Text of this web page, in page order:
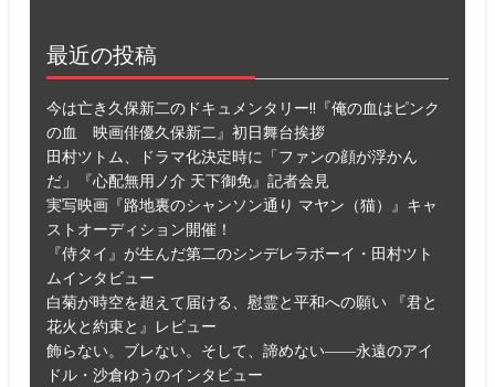
最近の投稿
今は亡き久保新二のドキュメンタリー!!『俺の血はピンク
の血 映画俳優久保新二』初日舞台挨拶
田村ツトム、ドラマ化決定時に「ファンの顔が浮かん
だ」『心配無用ノ介 天下御免』記者会見
実写映画『路地裏のシャンソン通り マヤン（猫）』キャ
ストオーディション開催！
『侍タイ』が生んだ第二のシンデレラボーイ・田村ツト
ムインタビュー
白菊が時空を超えて届ける、慰霊と平和への願い 『君と
花火と約束と』レビュー
飾らない。ブレない。そして、諦めない――永遠のアイ
ドル・沙倉ゆうのインタビュー